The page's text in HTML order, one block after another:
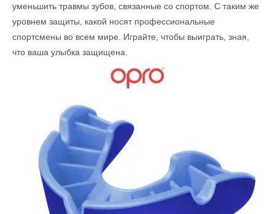
уменьшить травмы зубов, связанные со спортом. С таким же
уровнем защиты, какой носят профессиональные
спортсмены во всем мире. Играйте, чтобы выиграть, зная,
что ваша улыбка защищена.